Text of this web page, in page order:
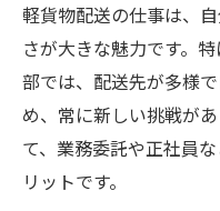
の声
横浜市で軽貨
未経験者が軽
夫
現場で語られ
軽貨物配送の仕事は、
さが大きな魅力です。
部では、配送先が多様
め、常に新しい挑戦が
て、業務委託や正社員
リットです。